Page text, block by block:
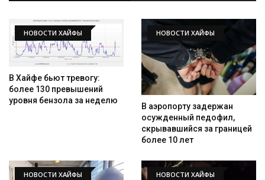
НОВОСТИ ХАЙФЫ
В Хайфе бьют тревогу:
более 130 превышений
уровня бензола за неделю
НОВОСТИ ХАЙФЫ
В аэропорту задержан
осужденный педофил,
скрывавшийся за границей
более 10 лет
НОВОСТИ ХАЙФЫ НОВОСТИ ХАЙФЫ